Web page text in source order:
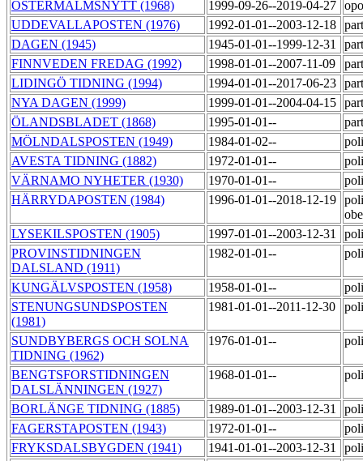
ÖSTERMALMSNYTT (1968)
1999-09-26--2019-04-27
UDDEVALLAPOSTEN (1976)
1992-01-01--2003-12-18
DAGEN (1945)
1945-01-01--1999-12-31
FINNVEDEN FREDAG (1992)
1998-01-01--2007-11-09
LIDINGÖ TIDNING (1994)
1994-01-01--2017-06-23
NYA DAGEN (1999)
1999-01-01--2004-04-15
ÖLANDSBLADET (1868)
1995-01-01--
MÖLNDALSPOSTEN (1949)
1984-01-02--
AVESTA TIDNING (1882)
1972-01-01--
VÄRNAMO NYHETER (1930)
1970-01-01--
HÄRRYDAPOSTEN (1984)
1996-01-01--2018-12-19
LYSEKILSPOSTEN (1905)
1997-01-01--2003-12-31
PROVINSTIDNINGEN
DALSLAND (1911)
1982-01-01--
KUNGÄLVSPOSTEN (1958) 1958-01-01--
STENUNGSUNDSPOSTEN
(1981)
1981-01-01--2011-12-30
SUNDBYBERGS OCH SOLNA
TIDNING (1962)
1976-01-01--
BENGTSFORSTIDNINGEN
DALSLÄNNINGEN (1927)
1968-01-01--
BORLÄNGE TIDNING (1885) 1989-01-01--2003-12-31
FAGERSTAPOSTEN (1943)
1972-01-01--
FRYKSDALSBYGDEN (1941)
1941-01-01--2003-12-31